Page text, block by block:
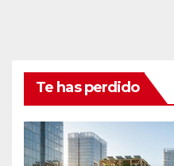
Te has perdido